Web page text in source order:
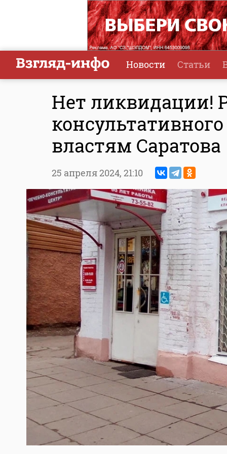
Новости Статьи
Нет ликвидации!
властям Саратова
25 апреля 2024, 21:10